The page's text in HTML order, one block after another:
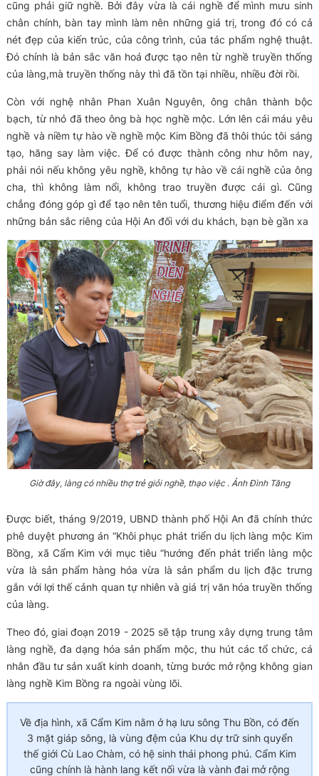
cũng phải giữ nghề. Bởi đây vừa là cái nghề để mình mưu sinh
chân chính, bàn tay mình làm nên những giá trị, trong đó có cả
nét đẹp của kiến trúc, của công trình, của tác phẩm nghệ thuật.
Đó chính là bản sắc văn hoá được tạo nên từ nghề truyền thống
của làng,mà truyền thống này thì đã tồn tại nhiều, nhiều đời rồi.
Còn với nghệ nhân Phan Xuân Nguyên, ông chân thành bộc
bạch, từ nhỏ đã theo ông bà học nghề mộc. Lớn lên cái máu yêu
nghề và niềm tự hào về nghề mộc Kim Bồng đã thôi thúc tôi sáng
tạo, hăng say làm việc. Để có được thành công như hôm nay,
phải nói nếu không yêu nghề, không tự hào về cái nghề của ông
cha, thì không làm nổi, không trao truyền được cái gì. Cũng
chẳng đóng góp gì để tạo nên tên tuổi, thương hiệu điểm đến với
những bản sắc riêng của Hội An đối với du khách, bạn bè gần xa
Giờ đây, làng có nhiều thợ trẻ giỏi nghề, thạo việc . Ảnh Đình Tăng
Được biết, tháng 9/2019, UBND thành phố Hội An đã chính thức
phê duyệt phương án “Khôi phục phát triển du lịch làng mộc Kim
Bồng, xã Cẩm Kim với mục tiêu “hướng đến phát triển làng mộc
vừa là sản phẩm hàng hóa vừa là sản phẩm du lịch đặc trưng
gắn với lợi thế cảnh quan tự nhiên và giá trị văn hóa truyền thống
của làng.
Theo đó, giai đoạn 2019 - 2025 sẽ tập trung xây dựng trung tâm
làng nghề, đa dạng hóa sản phẩm mộc, thu hút các tổ chức, cá
nhân đầu tư sản xuất kinh doanh, từng bước mở rộng không gian
làng nghề Kim Bồng ra ngoài vùng lõi.
Về địa hình, xã Cẩm Kim nằm ở hạ lưu sông Thu Bồn, có đến
3 mặt giáp sông, là vùng đệm của Khu dự trữ sinh quyển
thế giới Cù Lao Chàm, có hệ sinh thái phong phú. Cẩm Kim
cũng chính là hành lang kết nối vừa là vành đai mở rộng